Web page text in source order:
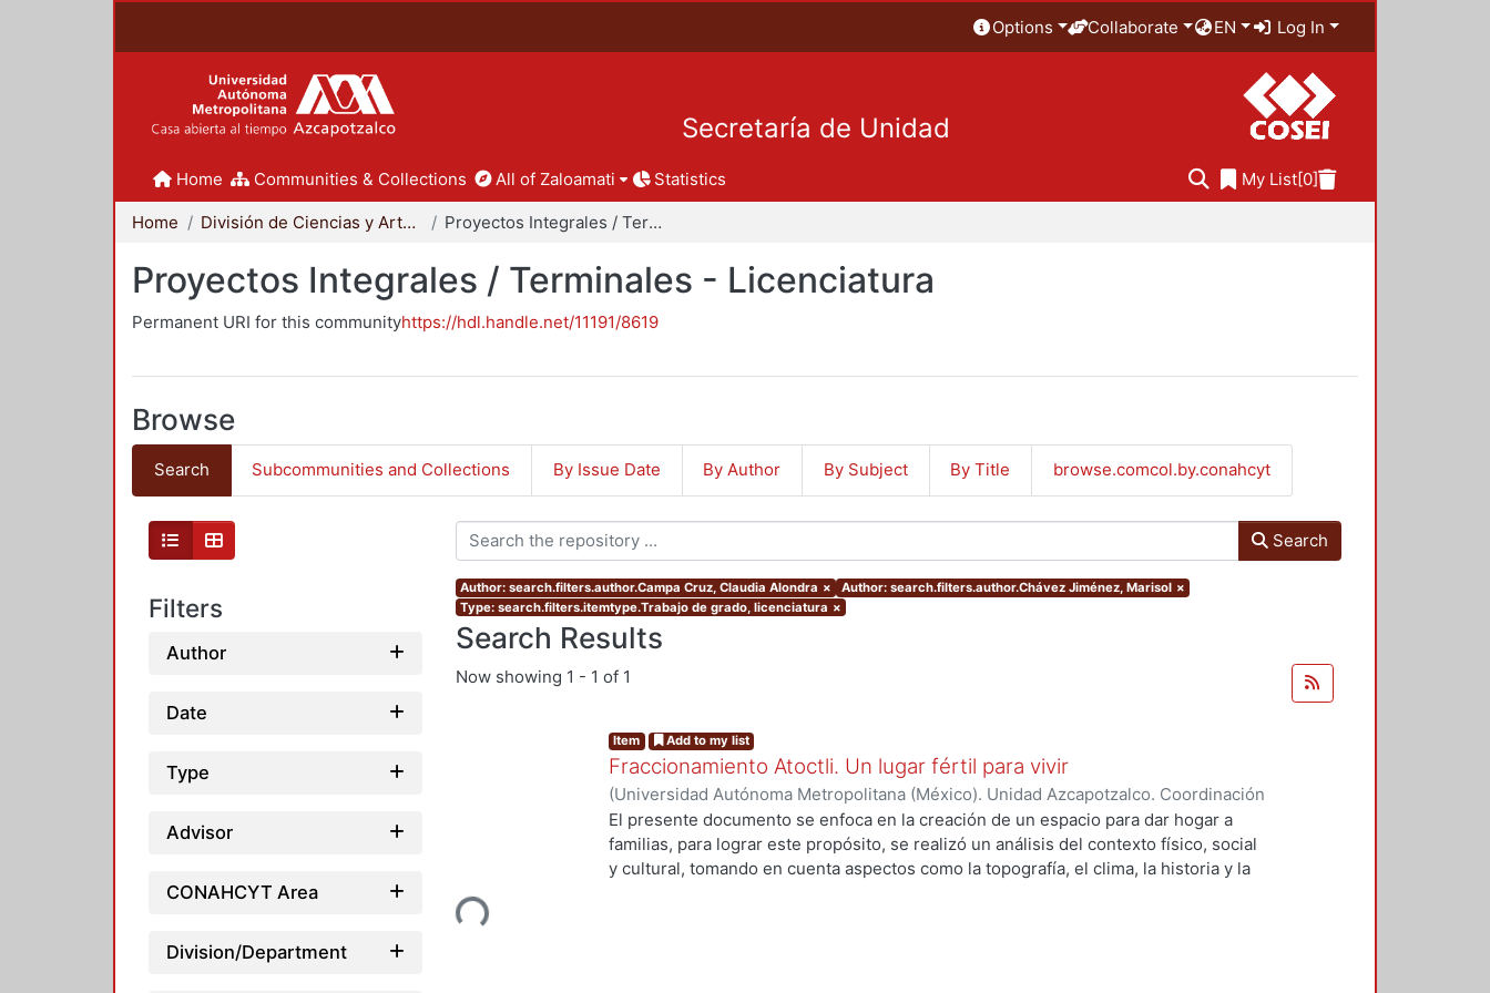
Options Collaborate EN Log In
Secretaría de Unidad
Home Communities & Collections All of Zaloamati Statistics My List[0]
Home División de Ciencias y Artes para el Diseño Proyectos Integrales / Terminales - Licenciatura
Proyectos Integrales / Terminales - Licenciatura
Permanent URI for this communityhttps://hdl.handle.net/11191/8619
Browse
Search Subcommunities and Collections By Issue Date By Author By Subject By Title browse.comcol.by.conahcyt
Filters
Author
Date
Type
Advisor
CONAHCYT Area
Division/Department
Search
Author: search.filters.author.Campa Cruz, Claudia Alondra × Author: search.filters.author.Chávez Jiménez, Marisol ×
Type: search.filters.itemtype.Trabajo de grado, licenciatura ×
Search Results
Now showing 1 - 1 of 1
Loading...
Item Add to my list
Fraccionamiento Atoctli. Un lugar fértil para vivir
(Universidad Autónoma Metropolitana (México). Unidad Azcapotzalco. Coordinación
de Servicios de Información.,2023-06-30)Campa Cruz, Claudia Alondra;Arce
Lozada, Jazmín Adriana; Chávez Jiménez, Marisol
El presente documento se enfoca en la creación de un espacio para dar hogar a
familias, para lograr este propósito, se realizó un análisis del contexto físico, social
y cultural, tomando en cuenta aspectos como la topografía, el clima, la historia y la